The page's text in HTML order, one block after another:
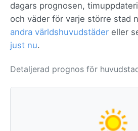
dagars prognosen,
och väder för varje större stad
andra världshuvudstäder eller
just nu.
Detaljerad prognos för